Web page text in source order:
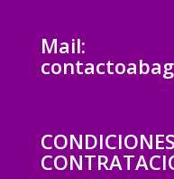
Mail: